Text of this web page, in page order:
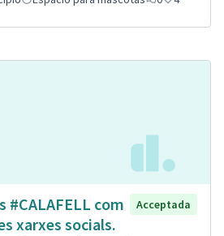
#CALAFELL com
xarxes socials.
Acceptada